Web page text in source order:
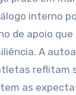
podem
de
autoavaliação
de metas